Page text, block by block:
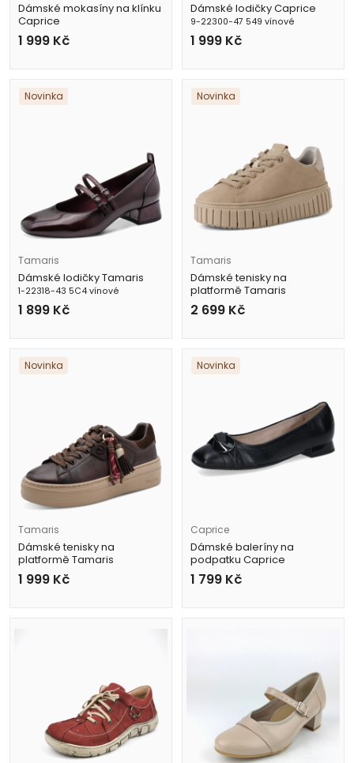
Dámské mokasíny na klínku
Caprice
9-24708-42 017 černé
1 999 Kč
Dámské lodičky Caprice
9-22300-47 549 vínové
1 999 Kč
Novinka
Tamaris
Dámské lodičky Tamaris
1-22318-43 5C4 vínové
1 899 Kč
Novinka
Tamaris
Dámské tenisky na
platformě Tamaris
1-23702-45 375 béžové
2 699 Kč
Novinka
Tamaris
Dámské tenisky na
platformě Tamaris
1-23775-47 304 hnědé
1 999 Kč
Novinka
Caprice
Dámské baleríny na
podpatku Caprice
9-22105-47 černé
1 799 Kč